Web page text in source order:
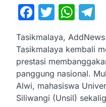
Facebook
Twitter
Tasikmalaya,
Tasikmalaya kembali
prestasi
panggung nasional.
Alwi, mahasiswa
Siliwangi (Unsil)